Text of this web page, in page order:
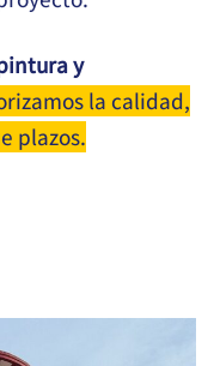
y
la calidad,
plazos.